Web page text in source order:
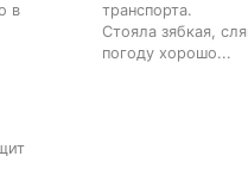
в
транспорта.
Стояла зябкая,
погоду хорошо...